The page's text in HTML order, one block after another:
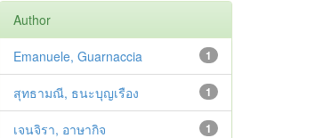
Author
1
Emanuele, Guarnaccia
1
สุทธามณี, ธนะบุญเรือง
1
เจนจิรา, อาษากิจ